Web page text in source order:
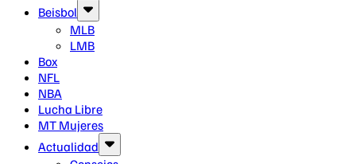
Beisbol
MLB
LMB
Box
NFL
NBA
Lucha Libre
MT Mujeres
Actualidad